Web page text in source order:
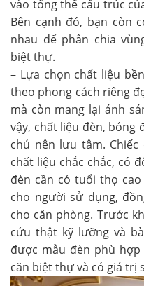
vào tổng thể cấu trúc
Bên cạnh đó, bạn còn
nhau để phân chia
biệt thự.
– Lựa chọn chất liệu
theo phong cách riêng
mà còn mang lại ánh
vậy, chất liệu đèn, bóng
chủ nên lưu tâm.
chất liệu chắc chắc, có
đèn cần có tuổi thọ
cho người sử dụng,
cho căn phòng. Trước
cứu thật kỹ lưỡng và
được mẫu đèn phù
căn biệt thự và có giá trị